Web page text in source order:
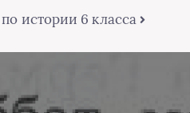
истории 6 класса